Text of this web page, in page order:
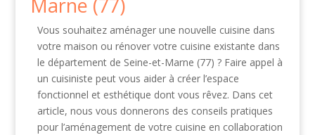
Marne (77)
Vous souhaitez aménager une nouvelle cuisine dans
votre maison ou rénover votre cuisine existante dans
le département de Seine-et-Marne (77) ? Faire appel à
un cuisiniste peut vous aider à créer l’espace
fonctionnel et esthétique dont vous rêvez. Dans cet
article, nous vous donnerons des conseils pratiques
pour l’aménagement de votre cuisine en collaboration